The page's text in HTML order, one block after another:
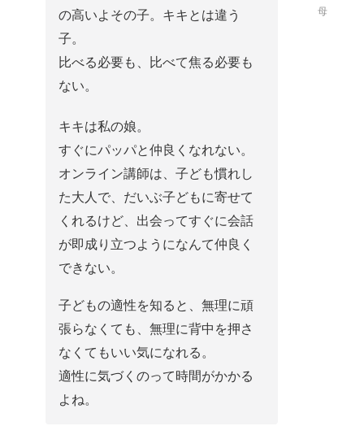
の高いよその子。キキとは違う
子。
比べる必要も、比べて焦る必要も
ない。
キキは私の娘。
すぐにパッパと仲良くなれない。
オンライン講師は、子ども慣れし
た大人で、だいぶ子どもに寄せて
くれるけど、出会ってすぐに会話
が即成り立つようになんて仲良く
できない。
子どもの適性を知ると、無理に頑
張らなくても、無理に背中を押さ
なくてもいい気になれる。
適性に気づくのって時間がかかる
よね。
母